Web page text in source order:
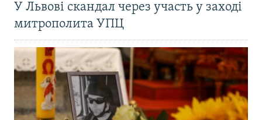
У Львові скандал через участь у заході
митрополита УПЦ